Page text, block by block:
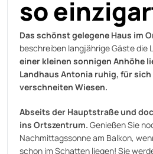
so
Das schönst gelegene Haus im
beschreiben langjährige Gäste die
einer kleinen sonnigen Anhöhe
Landhaus Antonia ruhig, für
verschneiten Wiesen.
Abseits der Hauptstraße und
ins Ortszentrum. Genießen Sie
Nachmittagssonne am Balkon,
schon im Schatten liegen! Sie